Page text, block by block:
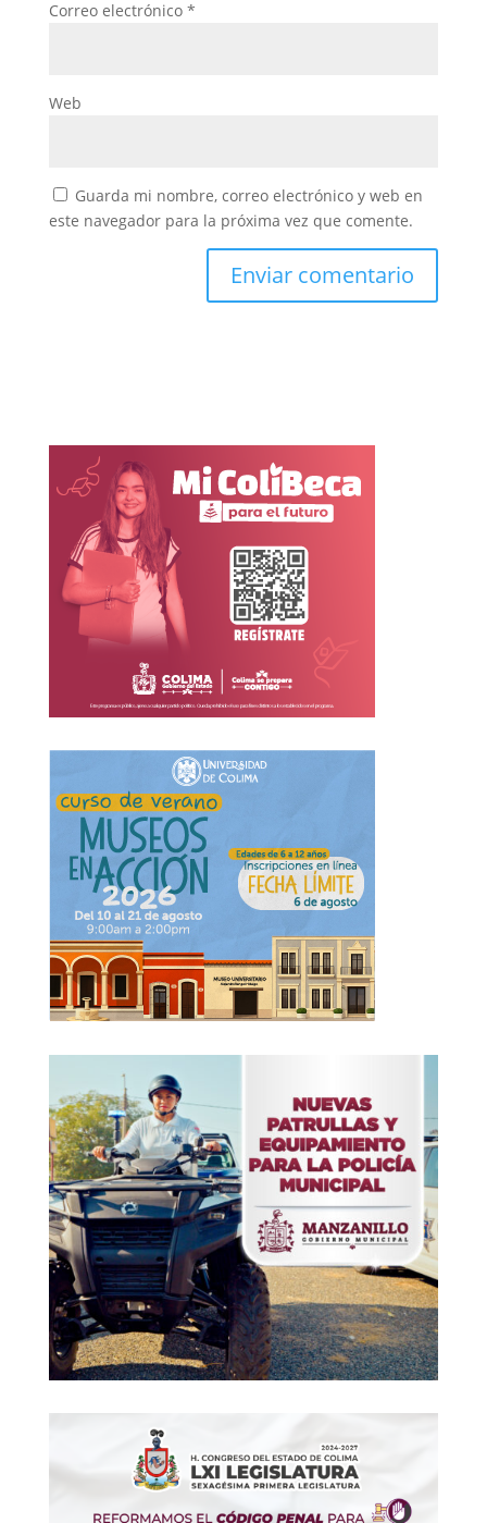
Correo electrónico *
Web
Guarda mi nombre, correo electrónico y web en
este navegador para la próxima vez que comente.